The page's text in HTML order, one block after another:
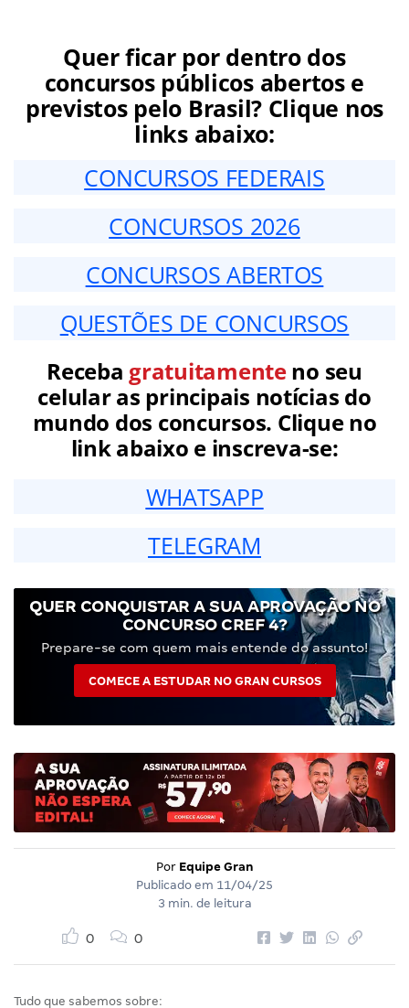
Quer ficar por dentro dos
concursos públicos abertos e
previstos pelo Brasil? Clique nos
links abaixo:
CONCURSOS FEDERAIS
CONCURSOS 2026
CONCURSOS ABERTOS
QUESTÕES DE CONCURSOS
Receba gratuitamenteno seu
celular as principais notícias do
mundo dos concursos. Clique no
link abaixo e inscreva-se:
WHATSAPP
TELEGRAM
QUER CONQUISTAR A SUA APROVAÇÃO NO
CONCURSO CREF 4?
Prepare-se com quem mais entende do assunto!
COMECE A ESTUDAR NO GRAN CURSOS
Por Equipe Gran
Publicado em 11/04/25
3 min. de leitura
0 0
Tudo que sabemos sobre: